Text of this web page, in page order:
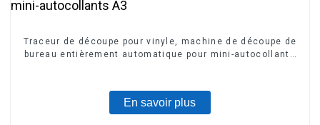
Traceur de découpe pour vinyle, machine de découpe de
bureau entièrement automatique pour mini-autocollants
En savoir plus